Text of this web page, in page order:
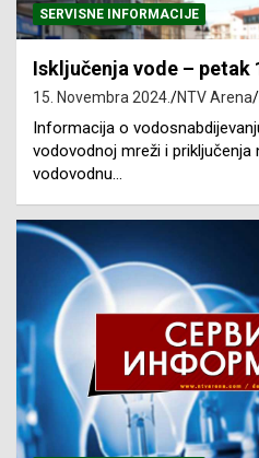
SERVISNE INFORMACIJE
Isključenja vode – petak
15. Novembra 2024. NTV Arena
Informacija o
vodovodnoj mreži i priključenja
vodovodnu…